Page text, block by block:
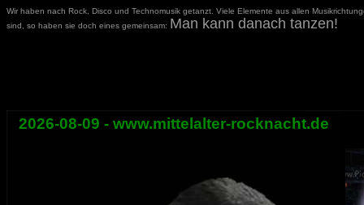
Wir haben nach Rock, Disco und Technomusik getanzt. Viele Elemente aus allen
sind, so haben sie doch eines gemeinsam: Man kann danach tanzen!
2026-08-09 - www.mittelalter-rocknacht.de